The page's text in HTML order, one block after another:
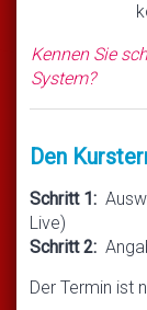
Kennen Sie
System?
Den
Schritt 1:
Live)
Schritt 2:
Der Termin ist